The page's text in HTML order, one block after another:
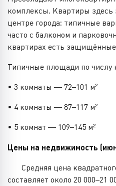
комплексы. Квартиры здесь
центре города: типичные
часто с балконом и
Типичные площади по числу
• 3 комнаты — 72–101 м²
• 4 комнаты — 87–117 м²
• 5 комнат — 109–145 м²
Цены на недвижимость
Средняя цена
составляет около 20